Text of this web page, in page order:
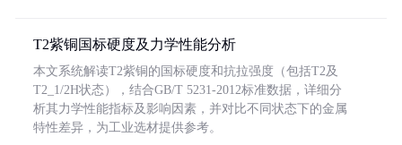
T2紫铜国标硬度及力学性能分析
本文系统解读T2紫铜的国标硬度和抗拉强度（包括T2及
T2_1/2H状态），结合GB/T 5231-2012标准数据，详细分
析其力学性能指标及影响因素，并对比不同状态下的金属
特性差异，为工业选材提供参考。